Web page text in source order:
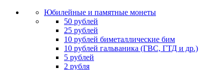
Юбилейные и памятные монеты
50 рублей
25 рублей
10 рублей биметаллические бим
10 рублей гальваника (ГВС, ГТД и др.)
5 рублей
2 рубля